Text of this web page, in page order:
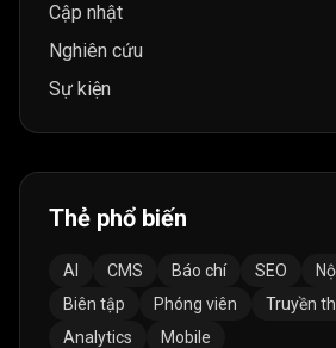
Cập nhật
Nghiên cứu
Sự kiện
Thẻ phổ biến
AI CMS Báo chí SEO
Biên tập
Phóng viên Truyền
Analytics
Mobile